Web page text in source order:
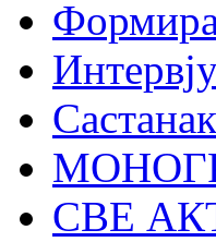
СВЕ